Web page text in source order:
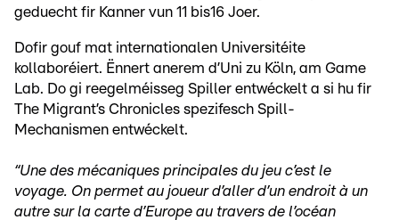
geduecht fir Kanner vun 11 bis16 Joer.
Dofir gouf mat internationalen Universitéite
kollaboréiert. Ënnert anerem d’Uni zu Köln, am Game
Lab. Do gi reegelméisseg Spiller entwéckelt a si hu fir
The Migrant’s Chronicles spezifesch Spill-
Mechanismen entwéckelt.
“Une des mécaniques principales du jeu c’est le
voyage. On permet au joueur d’aller d’un endroit à un
autre sur la carte d’Europe au travers de l’océan